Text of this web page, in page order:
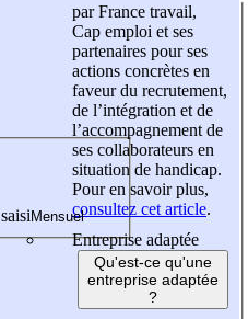
par France travail,
Cap emploi et ses
partenaires pour ses
actions concrètes en
faveur du recrutement,
de l’intégration et de
l’accompagnement de
ses collaborateurs en
situation de handicap.
Pour en savoir plus,
consultez cet article.
Entreprise adaptée
Qu'est-ce qu'une
entreprise adaptée
?